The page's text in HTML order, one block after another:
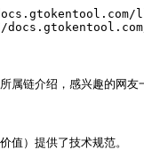
所属链介绍，感兴
值）提供了技术规范。